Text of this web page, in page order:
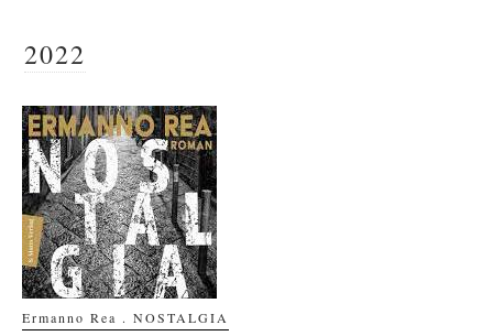
2022
Ermanno Rea . NOSTALGIA